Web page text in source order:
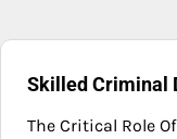
Skilled Criminal
The Critical Role